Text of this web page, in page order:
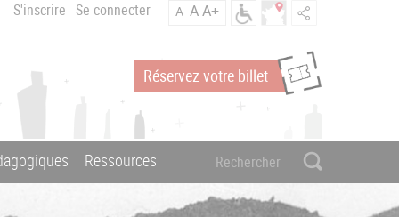
S'inscrire Se connecter A-AA+
Réservez votre billet
Ressources